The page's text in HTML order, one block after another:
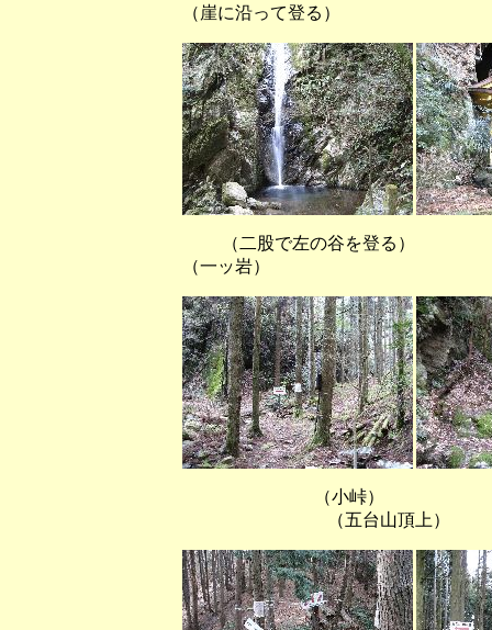
（崖に沿って登る）
（二股で左の谷を
（一ッ岩）
（小峠） （
（五台山頂上）